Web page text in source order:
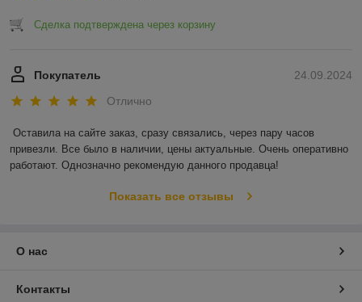
Сделка подтверждена через корзину
24.09.2024
Покупатель
Отлично
Оставила на сайте заказ, сразу связались, через пару часов
привезли. Все было в наличии, цены актуальные. Очень оперативно
работают. Однозначно рекомендую данного продавца!
Показать все отзывы
О нас
Контакты